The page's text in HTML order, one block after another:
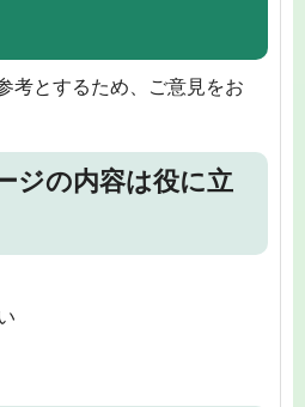
考とするため、ご意見をお
ジの内容は役に立